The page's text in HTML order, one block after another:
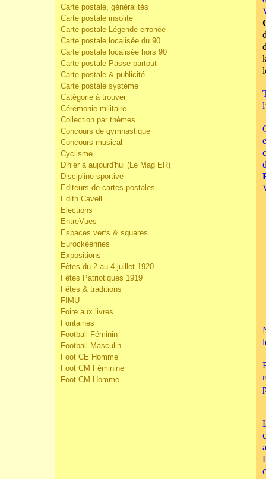
Carte postale, généralités
Carte postale insolite
Carte postale Légende erronée
Carte postale localisée du 90
Carte postale localisée hors 90
Carte postale Passe-partout
Carte postale & publicité
Carte postale système
Catégorie à trouver
Cérémonie militaire
Collection par thèmes
Concours de gymnastique
Concours musical
Cyclisme
D'hier à aujourd'hui (Le Mag ER)
Discipline sportive
Editeurs de cartes postales
Edith Cavell
Elections
EntreVues
Espaces verts & squares
Eurockéennes
Expositions
Fêtes du 2 au 4 juillet 1920
Fêtes Patriotiques 1919
Fêtes & traditions
FIMU
Foire aux livres
Fontaines
Football Féminin
Football Masculin
Foot CE Homme
Foot CM Féminine
Foot CM Homme